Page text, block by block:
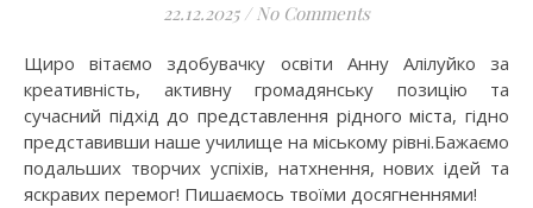
22.12.2025 / No Comments
Щиро вітаємо здобувачку освіти Анну Алілуйко за
креативність, активну громадянську позицію та
сучасний підхід до представлення рідного міста, гідно
представивши наше училище на міському рівні.Бажаємо
подальших творчих успіхів, натхнення, нових ідей та
яскравих перемог! Пишаємось твоїми досягненнями!